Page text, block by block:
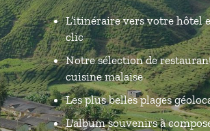
L’itinéraire vers votre hôtel
clic
Notre sélection de
cuisine malaise
Les plus belles plages
L'album souvenirs à